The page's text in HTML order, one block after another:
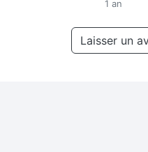
1 an
Laisser un